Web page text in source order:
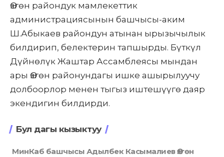
Өзгөн райондук мамлекеттик
администрациясынын башчысы-аким
Ш.Абыкаев райондун атынан ырызычылык
билдирип, белектерин тапшырды. Бүткүл
Дүйнөлүк Жаштар Ассамблеясы мындан
ары Өзгөн районундагы ишке ашырылуучу
долбоорлор менен тыгыз иштешүүгө даяр
экендигин билдирди.
Бул дагы кызыктуу
МинКаб башчысы Адылбек Касымалиев Өзгөн